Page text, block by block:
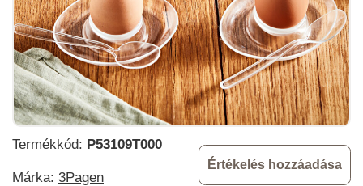
Termékkód: P53109T000
Márka: 3Pagen
Értékelés hozzáadása